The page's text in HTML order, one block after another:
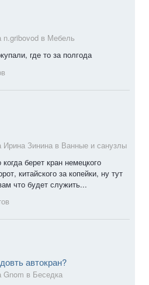
n.gribovod в Мебель
где то за полгода
Ирина Зинина в Ванные и санузлы
берет кран немецкого
китайского за копейки, ну тут
что будет служить...
автокран?
Gnom в Беседка